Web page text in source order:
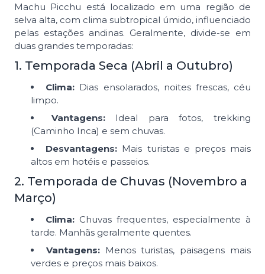
Machu Picchu está localizado em uma região de
selva alta, com clima subtropical úmido, influenciado
pelas estações andinas. Geralmente, divide-se em
duas grandes temporadas:
1. Temporada Seca (Abril a Outubro)
Clima: Dias ensolarados, noites frescas, céu
limpo.
Vantagens:Ideal para fotos, trekking
(Caminho Inca) e sem chuvas.
Desvantagens: Mais turistas e preços mais
altos em hotéis e passeios.
2. Temporada de Chuvas (Novembro a
Março)
Clima: Chuvas frequentes, especialmente à
tarde. Manhãs geralmente quentes.
Vantagens:Menos turistas, paisagens mais
verdes e preços mais baixos.